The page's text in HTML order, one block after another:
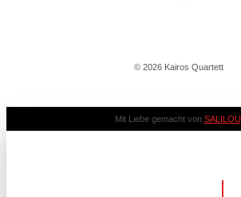
© 2026 Kairos Quartett
Mit Liebe gemacht von SALILOU